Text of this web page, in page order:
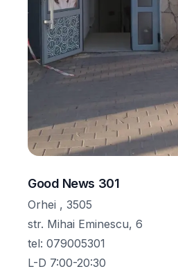
Good News 301
Orhei , 3505
str. Mihai Eminescu, 6
tel: 079005301
L-D 7:00-20:30